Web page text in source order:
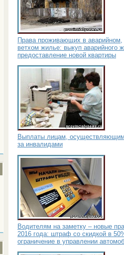
Права проживающих в аварийном,
ветхом жилье: выкуп аварийного
предоставление новой квартиры
Выплаты лицам,
за инвалидами
Водителям на заметку – новые
2016 года: штраф со скидкой в
ограничение в управлении